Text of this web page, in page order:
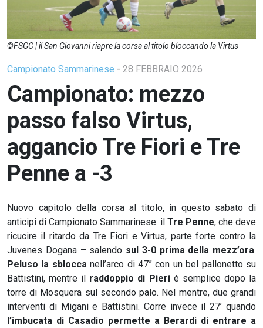
©FSGC | il San Giovanni riapre la corsa al titolo bloccando la Virtus
Campionato Sammarinese - 28 FEBBRAIO 2026
Campionato: mezzo
passo falso Virtus,
aggancio Tre Fiori e Tre
Penne a -3
Nuovo capitolo della corsa al titolo, in questo sabato di
anticipi di Campionato Sammarinese: il Tre Penne, che deve
ricucire il ritardo da Tre Fiori e Virtus, parte forte contro la
Juvenes Dogana – salendo sul 3-0 prima della mezz’ora.
Peluso la sblocca nell’arco di 47” con un bel pallonetto su
Battistini, mentre il raddoppio di Pieriè semplice dopo la
torre di Mosquera sul secondo palo. Nel mentre, due grandi
interventi di Migani e Battistini. Corre invece il 27’ quando
l’imbucata di Casadio permette a Berardi di entrare a